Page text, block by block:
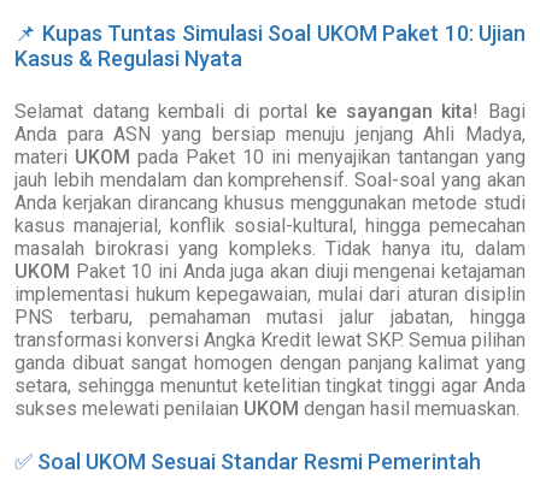
📌 Kupas Tuntas Simulasi Soal UKOM Paket 10: Ujian
Kasus & Regulasi Nyata
Selamat datang kembali di portal ke sayangan kita! Bagi
Anda para ASN yang bersiap menuju jenjang Ahli Madya,
materi UKOM pada Paket 10 ini menyajikan tantangan yang
jauh lebih mendalam dan komprehensif. Soal-soal yang akan
Anda kerjakan dirancang khusus menggunakan metode studi
kasus manajerial, konflik sosial-kultural, hingga pemecahan
masalah birokrasi yang kompleks. Tidak hanya itu, dalam
UKOM Paket 10 ini Anda juga akan diuji mengenai ketajaman
implementasi hukum kepegawaian, mulai dari aturan disiplin
PNS terbaru, pemahaman mutasi jalur jabatan, hingga
transformasi konversi Angka Kredit lewat SKP. Semua pilihan
ganda dibuat sangat homogen dengan panjang kalimat yang
setara, sehingga menuntut ketelitian tingkat tinggi agar Anda
sukses melewati penilaian UKOM dengan hasil memuaskan.
✅ Soal UKOM Sesuai Standar Resmi Pemerintah